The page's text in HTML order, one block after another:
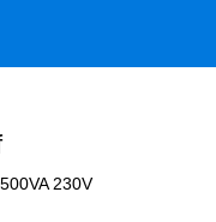
230V